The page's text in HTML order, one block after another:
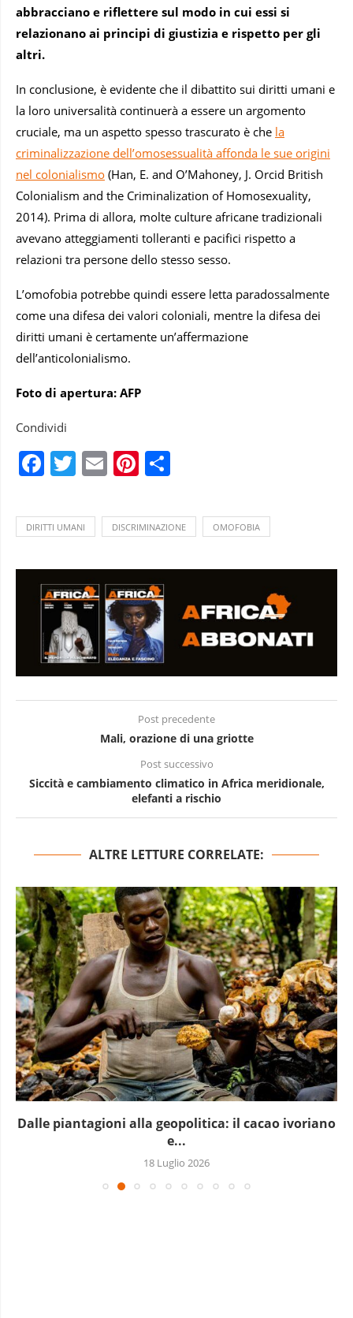
abbracciano e riflettere sul modo in cui essi si
relazionano ai principi di giustizia e rispetto per gli
altri.
In conclusione, è evidente che il dibattito sui diritti umani e
la loro universalità continuerà a essere un argomento
cruciale, ma un aspetto spesso trascurato è che la
criminalizzazione dell’omosessualità affonda le sue origini
nel colonialismo (Han, E. and O’Mahoney, J. Orcid British
Colonialism and the Criminalization of Homosexuality,
2014). Prima di allora, molte culture africane tradizionali
avevano atteggiamenti tolleranti e pacifici rispetto a
relazioni tra persone dello stesso sesso.
L’omofobia potrebbe quindi essere letta paradossalmente
come una difesa dei valori coloniali, mentre la difesa dei
diritti umani è certamente un’affermazione
dell’anticolonialismo.
Foto di apertura: AFP
Condividi
Facebook
Twitter
EmailPinterest
DIRITTI UMANI DISCRIMINAZIONE OMOFOBIA
Post precedente
Mali, orazione di una griotte
Post successivo
Siccità e cambiamento climatico in Africa meridionale,
elefanti a rischio
ALTRE LETTURE CORRELATE:
Dalle piantagioni alla geopolitica: il cacao ivoriano
e...
18 Luglio 2026